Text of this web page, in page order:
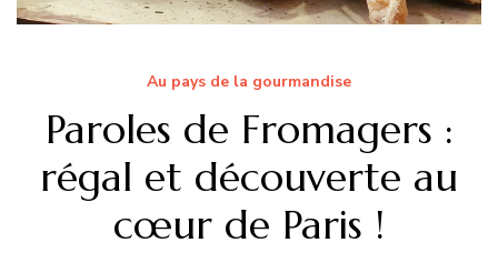
Au pays de la gourmandise
Paroles de Fromagers :
régal et découverte au
cœur de Paris !